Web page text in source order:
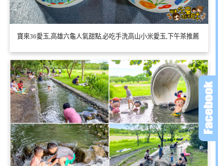
寶來36愛玉,高雄六龜人氣甜點,必吃手洗高山小米愛玉,下午茶推薦